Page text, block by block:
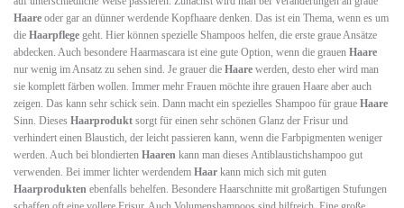
Haare oder gar an dünner werdende Kopfhaare denken. Das ist ein Thema, wenn es um
die Haarpflege geht. Hier können spezielle Shampoos helfen, die erste graue Ansätze
abdecken. Auch besondere Haarmascara ist eine gute Option, wenn die grauen Haare
nur wenig im Ansatz zu sehen sind. Je grauer die Haare werden, desto eher wird man
sie komplett färben wollen. Immer mehr Frauen möchte ihre grauen Haare aber auch
zeigen. Das kann sehr schick sein. Dann macht ein spezielles Shampoo für graue Haare
Sinn. Dieses Haarprodukt sorgt für einen sehr schönen Glanz der Frisur und
verhindert einen Blaustich, der leicht passieren kann, wenn die Farbpigmenten weniger
werden. Auch bei blondierten Haaren kann man dieses Antiblaustichshampoo gut
verwenden. Bei immer lichter werdendem Haar kann mich sich mit guten
Haarprodukten ebenfalls behelfen. Besondere Haarschnitte mit großartigen Stufungen